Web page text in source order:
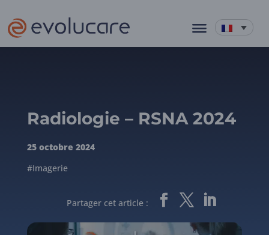
Radiologie – RSNA 2024
25 octobre 2024
#Imagerie
Partager cet article :